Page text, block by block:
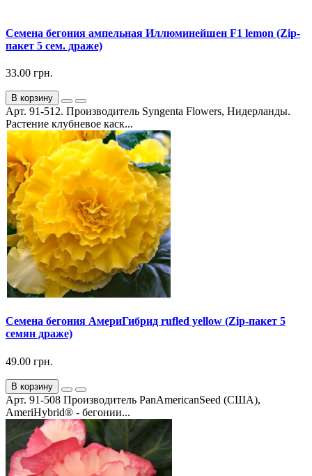
Семена бегония ампельная Иллюминейшен F1 lemon (Zip-
пакет 5 сем. драже)
33.00 грн.
В корзину
Арт. 91-512. Производитель Syngenta Flowers, Нидерланды.
Растение клубневое каск...
Семена бегония АмериГибрид rufled yellow (Zip-пакет 5
семян драже)
49.00 грн.
В корзину
Арт. 91-508 Производитель PanAmericanSeed (США),
AmeriHybrid® - бегонии...